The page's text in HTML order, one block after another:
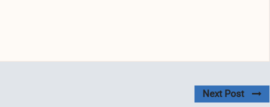
Next Post